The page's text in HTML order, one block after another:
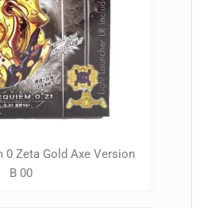
0 Zeta Gold Axe Version
B 00